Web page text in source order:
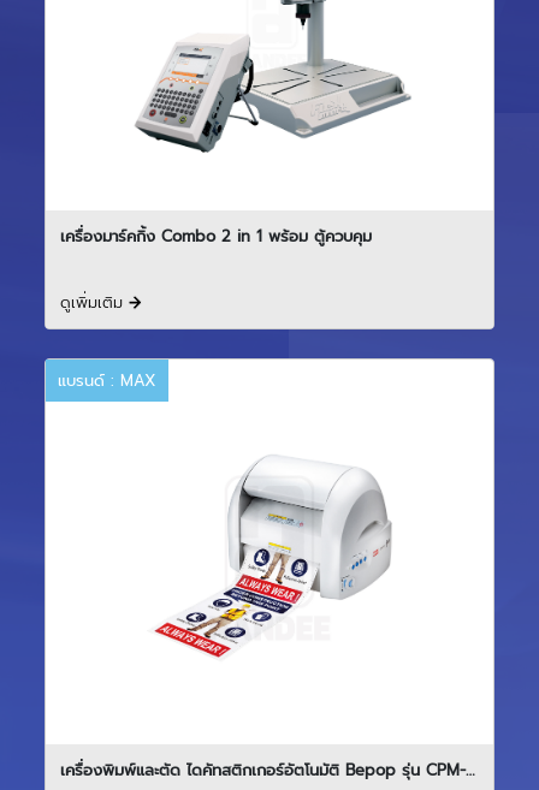
เครื่องมาร์คกิ้ง Combo 2 in 1 พร้อม ตู้ควบคุม
ดูเพิ่มเติม
แบรนด์ : MAX
เครื่องพิมพ์และตัด ไดคัทสติกเกอร์อัตโนมัติ Bepop รุ่น CPM-